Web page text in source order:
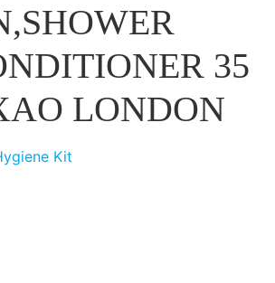
35
LONDON
Kit